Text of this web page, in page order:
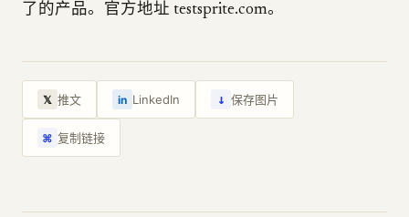
了的产品。官方地址 testsprite.com。
𝕏 推文 in LinkedIn ↓ 保存图片
⌘ 复制链接